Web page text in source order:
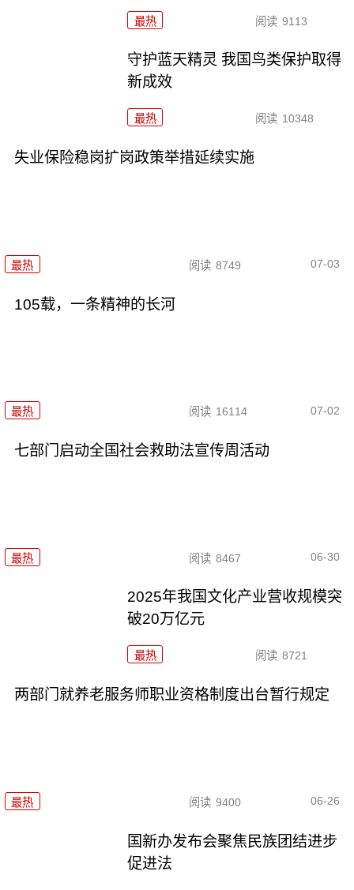
最热 阅读 9113
守护蓝天精灵 我国鸟类保护取得
新成效
最热 阅读 10348
失业保险稳岗扩岗政策举措延续实施
最热 阅读 8749 07-03
105载，一条精神的长河
最热 阅读 16114 07-02
七部门启动全国社会救助法宣传周活动
最热 阅读 8467 06-30
2025年我国文化产业营收规模突
破20万亿元
最热 阅读 8721
两部门就养老服务师职业资格制度出台暂行规定
最热 阅读 9400 06-26
国新办发布会聚焦民族团结进步
促进法